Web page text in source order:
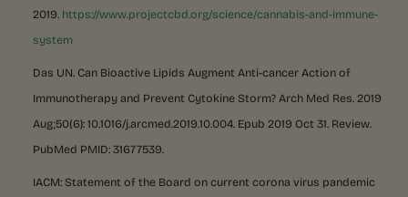
2019. https://www.projectcbd.org/science/cannabis-and-immune-
system
Das UN. Can Bioactive Lipids Augment Anti-cancer Action of
Immunotherapy and Prevent Cytokine Storm? Arch Med Res. 2019
Aug;50(6): 10.1016/j.arcmed.2019.10.004. Epub 2019 Oct 31. Review.
PubMed PMID: 31677539.
IACM: Statement of the Board on current corona virus pandemic